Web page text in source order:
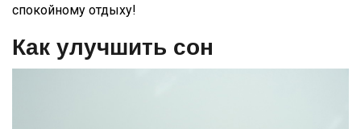
спокойному отдыху!
Как улучшить сон